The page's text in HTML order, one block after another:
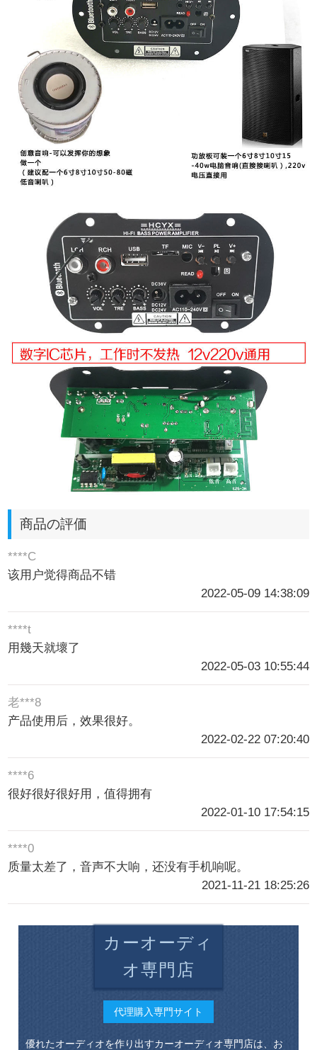
商品の評価
****C
该用户觉得商品不错
2022-05-09 14:38:09
****t
用幾天就壞了
2022-05-03 10:55:44
老***8
产品使用后，效果很好。
2022-02-22 07:20:40
****6
很好很好很好用，值得拥有
2022-01-10 17:54:15
****0
质量太差了，音声不大响，还没有手机响呢。
2021-11-21 18:25:26
カーオーディ
オ専門店
代理購入専門サイト
優れたオーディオを作り出すカーオーディオ専門店は、お